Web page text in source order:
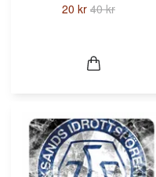
20 kr 40 kr